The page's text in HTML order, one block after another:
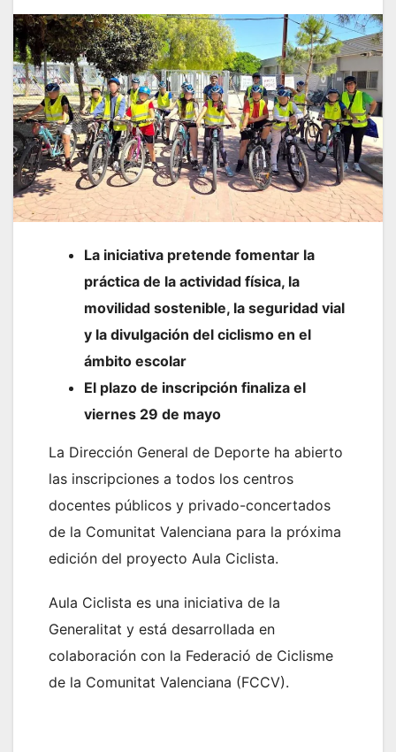
La iniciativa pretende fomentar la
práctica de la actividad física, la
movilidad sostenible, la seguridad vial
y la divulgación del ciclismo en el
ámbito escolar
El plazo de inscripción finaliza el
viernes 29 de mayo
La Dirección General de Deporte ha abierto
las inscripciones a todos los centros
docentes públicos y privado-concertados
de la Comunitat Valenciana para la próxima
edición del proyecto Aula Ciclista.
Aula Ciclista es una iniciativa de la
Generalitat y está desarrollada en
colaboración con la Federació de Ciclisme
de la Comunitat Valenciana (FCCV).